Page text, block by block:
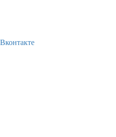
Вконтакте